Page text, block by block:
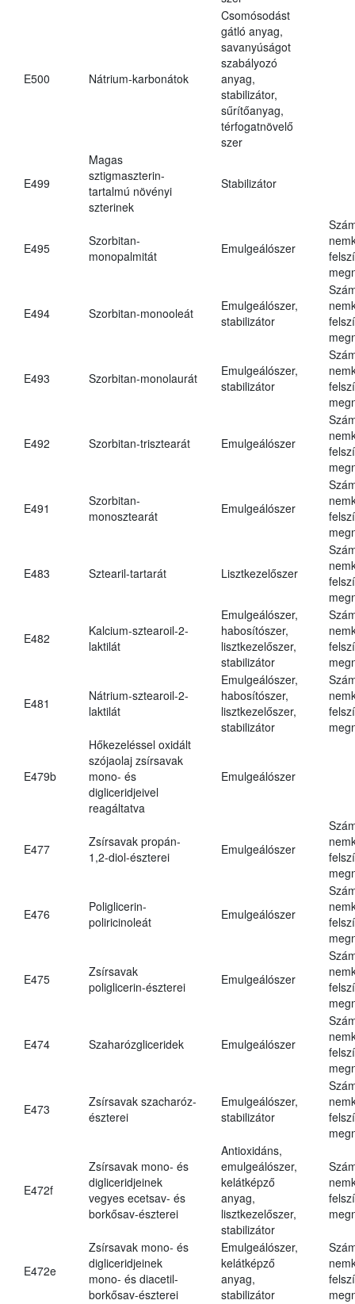
E500 Nátrium-karbonátok
Csomósodást
gátló anyag,
savanyúságot
szabályozó
anyag,
stabilizátor,
sűrítőanyag,
térfogatnövelő
szer
E499
Magas
sztigmaszterin-
tartalmú növényi
szterinek
Stabilizátor
E495
Szorbitan-
monopalmitát
Emulgeálószer
E494 Szorbitan-monooleát
Emulgeálószer,
stabilizátor
E493 Szorbitan-monolaurát
Emulgeálószer,
stabilizátor
E492 Szorbitan-trisztearát Emulgeálószer
E491
Szorbitan-
monosztearát
Emulgeálószer
E483 Sztearil-tartarát Lisztkezelőszer
E482
Kalcium-sztearoil-2-
laktilát
Emulgeálószer,
habosítószer,
lisztkezelőszer,
stabilizátor
E481
Nátrium-sztearoil-2-
laktilát
Emulgeálószer,
habosítószer,
lisztkezelőszer,
stabilizátor
E479b
Hőkezeléssel oxidált
szójaolaj zsírsavak
mono- és
digliceridjeivel
reagáltatva
Emulgeálószer
E477
Zsírsavak propán-
1,2-diol-észterei
Emulgeálószer
E476
Poliglicerin-
poliricinoleát
Emulgeálószer
E475
Zsírsavak
poliglicerin-észterei
Emulgeálószer
E474 Szaharózgliceridek Emulgeálószer
E473
Zsírsavak szacharóz-
észterei
Emulgeálószer,
stabilizátor
E472f
Zsírsavak mono- és
digliceridjeinek
vegyes ecetsav- és
borkősav-észterei
Antioxidáns,
emulgeálószer,
kelátképző
anyag,
lisztkezelőszer,
stabilizátor
E472e
Zsírsavak mono- és
digliceridjeinek
mono- és diacetil-
borkősav-észterei
Emulgeálószer,
kelátképző
anyag,
stabilizátor